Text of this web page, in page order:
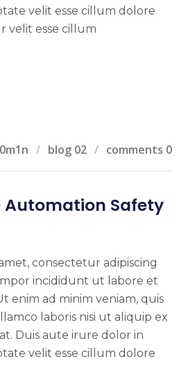
velit esse cillum dolore
velit esse cillum
blog 02 comments 0
Automation Safety
consectetur adipiscing
incididunt ut labore et
enim ad minim veniam, quis
laboris nisi ut aliquip ex
Duis aute irure dolor in
velit esse cillum dolore